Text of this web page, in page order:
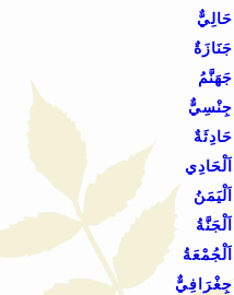
حَالِيٌّ
جَنَازَةٌ
جَهَنَّمُ
جِنْسِيٌّ
حَادِثَةٌ
اَلْحَادِي
اَلْيَمَنُ
اَلْجَنَّةُ
اَلْجُمْعَةُ
جِغْرَافِيٌّ